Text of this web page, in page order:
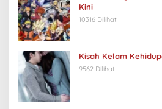
Kini
10316 Dilihat
Kisah Kelam
9562 Dilihat